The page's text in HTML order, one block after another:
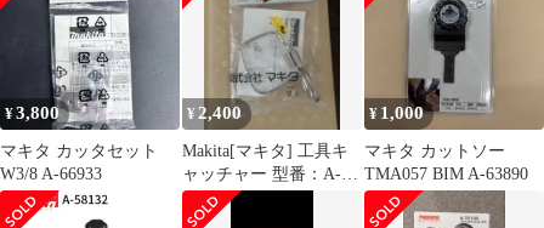
機 刈払い機 アクセサリ
¥3,800
マキタ カッタセット
W3/8 A-66933
¥2,400
Makita[マキタ] 工具キ
ャッチャー 型番：A-
58419 新品未使用品
¥ 1,000
マキタ カットソー
TMA057 BIM A-63890